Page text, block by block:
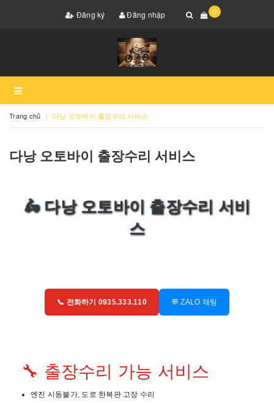
Đăng ký Đăng nhập 0
Trang chủ 다낭 오토바이 출장수리 서비스
다낭 오토바이 출장수리 서비스
🛵 다낭 오토바이 출장수리 서비
스
📞 전화하기 0935.333.110 💬 ZALO 채팅
🔧 출장수리 가능 서비스
엔진 시동불가, 도로 한복판 고장 수리